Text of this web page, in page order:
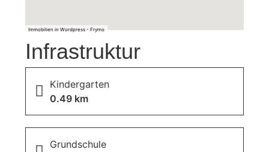
Immobilien in Wordpress - Frymo
Infrastruktur
Kindergarten
0.49 km
Grundschule